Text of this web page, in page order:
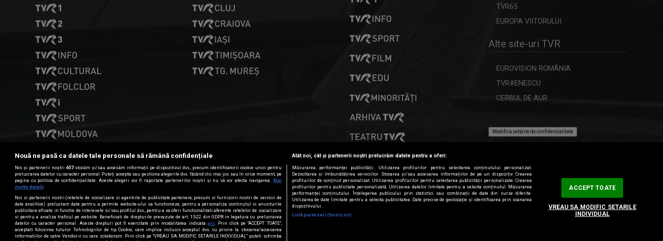
LUMINA CREȘTINULUI
Diecezei de ...
Dialoguri cu personalităţi din diferite
domenii
FORUM ECONOMIC
Dezbatere pe teme economice
ACCENT REGIONAL
Emisiune de dezbateri pe teme
sociale și de ...
PRESELECȚII
TVR65
EUROPA VIITORULUI
Alte site-uri TVR
EUROVISION ROMÂNIA
TVR#ENESCU
CERBUL DE AUR
Modifică setările de confidențialitate
Date de contact
CONTACT TVR
Nouă ne pasă ca datele tale personale să rămână confidențiale
Noi și partenerii noștri 657stocăm și/sau accesăm informații pe dispozitivul dvs., precum identificatorii cookie unici pentru
prelucrarea datelor cu caracter personal. Puteți accepta sau gestiona alegerile dvs. făcând clic mai jos sau în orice moment, pe
pagina cu politica de confidențialitate. Aceste alegeri vor fi raportate partenerilor noștri și nu vă vor afecta navigarea.
Mai
multe detalii
Noi si partenerii nostri (retelele de socializare si agentiile de publicitate partenere, precum si furnizorii nostri de servicii de
date analitice) prelucram date pentru a permite website-ului sa functioneze, pentru a personaliza continutul si anunturile
publicitare afisate in functie de interesele si/sau profilul dvs., pentru a va oferi functionalitati aferente retelelor de socializare
si pentru a analiza traficul pe website. Beneficiati de drepturile prevazute de art. 15-22 din GDPR in legatura cu prelucrarea
datelor cu caracter personal. Aceste drepturi pot fi exercitate prin modalitatea indicata aici . Prin click pe “ACCEPT TOATE”,
acceptati folosirea tuturor Tehnologiilor de tip Cookie, care implica inclusiv acceptul dvs. cu privire la stocarea/accesarea
informatiilor de catre Vendor-ii cu care colaboram. Prin click pe “VREAU SA MODIFIC SETARILE INDIVIDUAL” puteti schimba
Atât noi, cât și partenerii noștri prelucrăm datele pentru a oferi:
Măsurarea performanței publicității. Utilizarea profilurilor pentru selectarea conținutului personalizat.
Dezvoltarea și îmbunătățirea serviciilor. Stocarea și/sau accesarea informațiilor de pe un dispozitiv. Crearea
profilurilor de conținut personalizat. Utilizarea profilurilor pentru selectarea publicității personalizate. Crearea
profilurilor pentru publicitate personalizată. Utilizarea datelor limitate pentru a selecta conținutul. Măsurarea
performanței conținutului. Înțelegerea publicului prin statistici sau combinații de date din surse diferite.
Utilizarea de date limitate pentru a selecta publicitatea. Date precise de geolocație și identificarea prin scanarea
dispozitivului.
Listă parteneri (furnizori)
ACCEPT TOATE
VREAU SA MODIFIC SETARILE
INDIVIDUAL